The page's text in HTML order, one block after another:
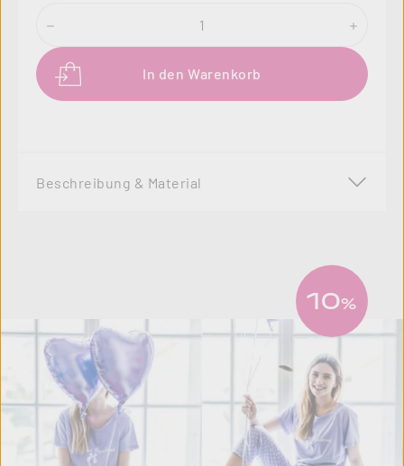
Produkt Anzahl: Gib den gewünschten
In den Warenkorb
Beschreibung & Material
10%